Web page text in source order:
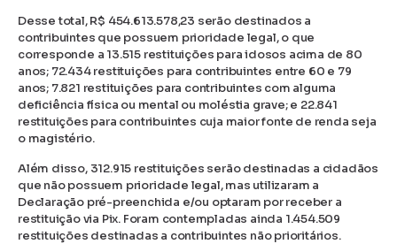
Desse total, R$ 454.613.578,23 serão destinados a
contribuintes que possuem prioridade legal, o que
corresponde a 13.515 restituições para idosos acima de 80
anos; 72.434 restituições para contribuintes entre 60 e 79
anos; 7.821 restituições para contribuintes com alguma
deficiência física ou mental ou moléstia grave; e 22.841
restituições para contribuintes cuja maior fonte de renda seja
o magistério.
Além disso, 312.915 restituições serão destinadas a cidadãos
que não possuem prioridade legal, mas utilizaram a
Declaração pré-preenchida e/ou optaram por receber a
restituição via Pix. Foram contempladas ainda 1.454.509
restituições destinadas a contribuintes não prioritários.